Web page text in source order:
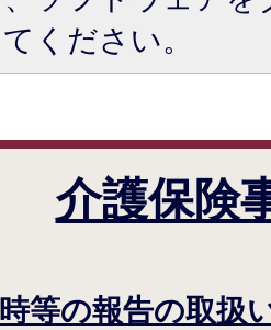
ください。
介護保険
等の報告の取扱